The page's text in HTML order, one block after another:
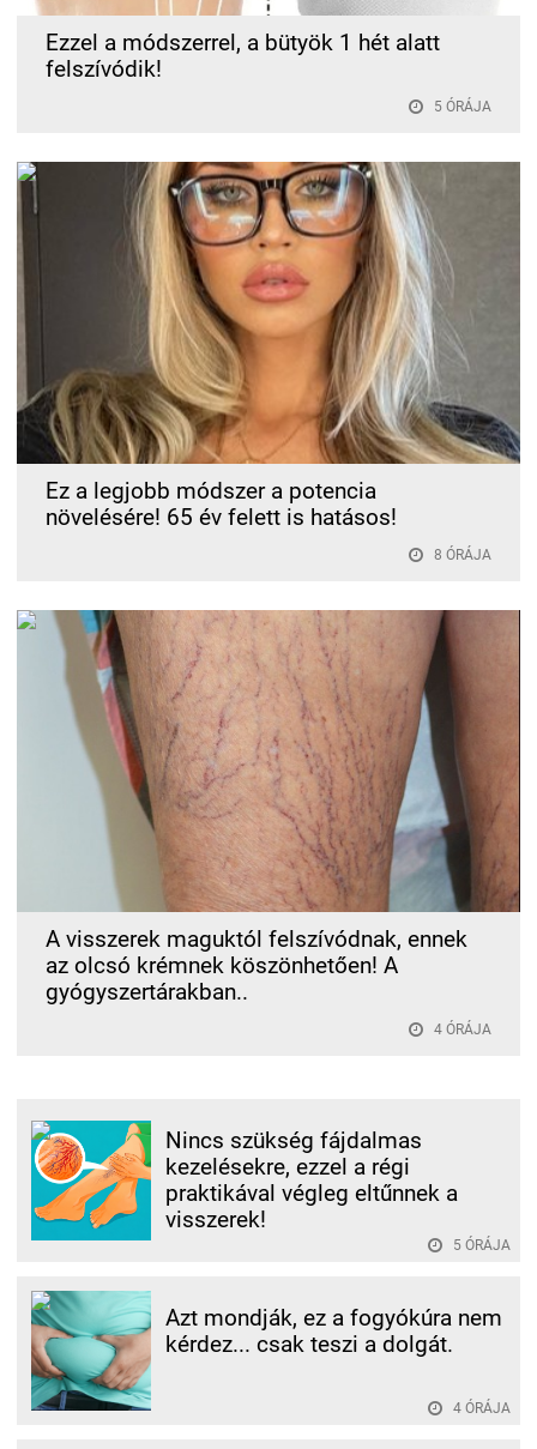
Ezzel a módszerrel, a bütyök 1 hét alatt
felszívódik!
5 ÓRÁJA
Ez a legjobb módszer a potencia
növelésére! 65 év felett is hatásos!
8 ÓRÁJA
A visszerek maguktól felszívódnak, ennek
az olcsó krémnek köszönhetően! A
gyógyszertárakban..
4 ÓRÁJA
Nincs szükség fájdalmas
kezelésekre, ezzel a régi
praktikával végleg eltűnnek a
visszerek!
5 ÓRÁJA
Azt mondják, ez a fogyókúra nem
kérdez... csak teszi a dolgát.
4 ÓRÁJA